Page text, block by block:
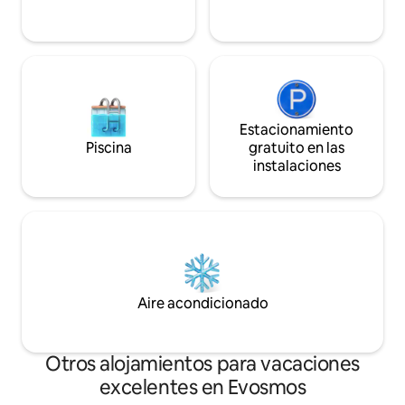
Piscina
Estacionamiento
gratuito en las
instalaciones
Aire acondicionado
Otros alojamientos para vacaciones
excelentes en Evosmos